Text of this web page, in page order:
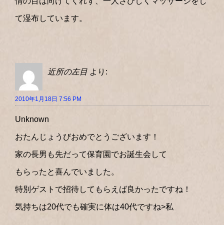
て湿布しています。
近所の左目 より:
2010年1月18日 7:56 PM
Unknown
おたんじょうびおめでとうございます！
家の長男も先だって保育園でお誕生会して
もらったと喜んでいました。
特別ゲストで招待してもらえば良かったですね！
気持ちは20代でも確実に体は40代ですね>私